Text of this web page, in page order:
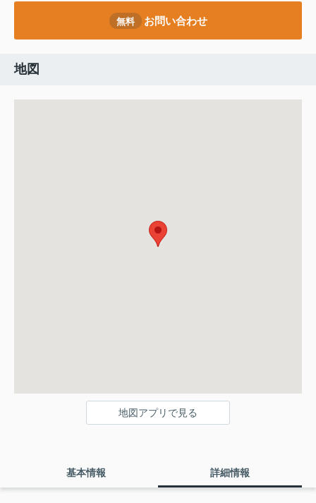
無料 お問い合わせ
地図
地図アプリで見る
基本情報 詳細情報